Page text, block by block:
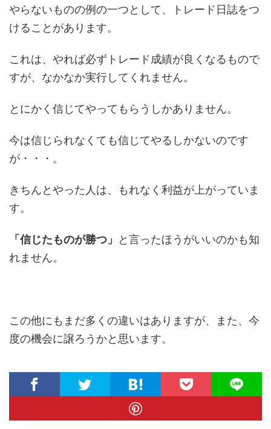
やらないものの例の一つとして、トレード日誌をつ
けることがあります。
これは、やれば必ずトレード成績が良くなるもので
すが、なかなか実行してくれません。
とにかく信じてやってもらうしかありません。
今は信じられなくても信じてやるしかないのです
が・・・。
きちんとやった人は、もれなく利益が上がっていま
す。
「信じたものが勝つ」
と言ったほうがいいのかも知
れません。
この他にもまだ多くの違いはありますが、また、今
度の機会に譲ろうかと思います。